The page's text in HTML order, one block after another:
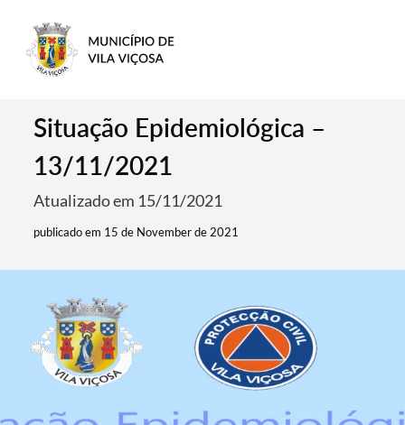
Situação Epidemiológica –
13/11/2021
Atualizado em 15/11/2021
publicado em 15 de November de 2021